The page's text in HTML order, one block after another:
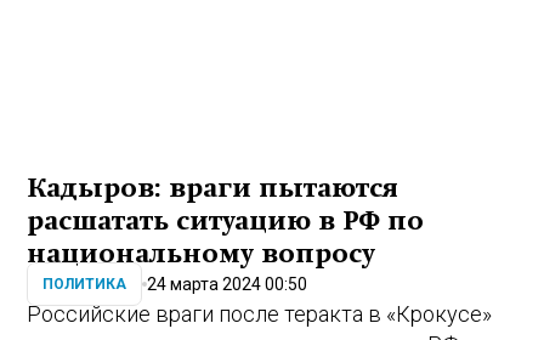
Кадыров: враги пытаются
расшатать ситуацию в РФ по
национальному вопросу
ПОЛИТИКА 24 марта 2024 00:50
Российские враги после теракта в «Крокусе»